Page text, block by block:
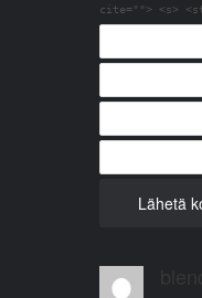
cite=""> <s>